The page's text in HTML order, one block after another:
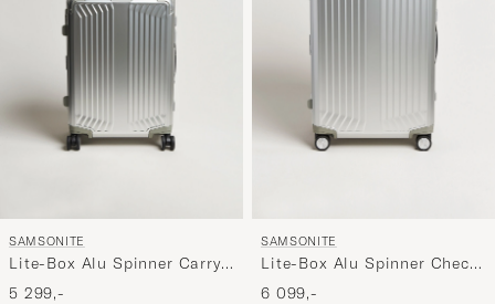
stil,
mere
SAMSONITE
Lite-Box Alu Spinner Carry-
On Aluminium
5 299,-
SAMSONITE
Lite-Box Alu Spinner Check-
In Aluminium
6 099,-